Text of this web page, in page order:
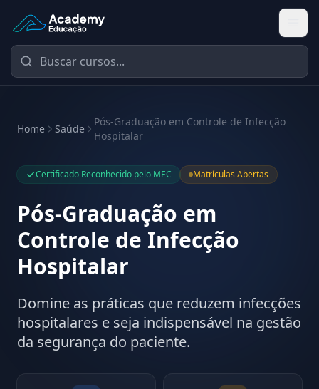
Academy Educação — Página Inicial
Home Saúde
Pós-Graduação em Controle de Infecção
Hospitalar
Certificado Reconhecido pelo MEC Matrículas Abertas
Pós-Graduação em
Controle de Infecção
Hospitalar
Domine as práticas que reduzem infecções
hospitalares e seja indispensável na gestão
da segurança do paciente.